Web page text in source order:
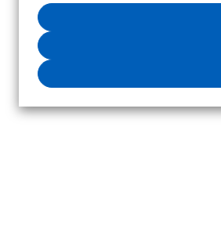
the"Privacy Settings"button (or link)